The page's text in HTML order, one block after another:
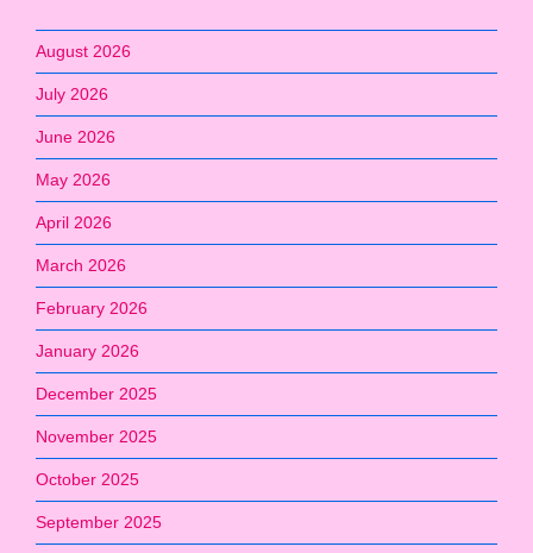
August 2026
July 2026
June 2026
May 2026
April 2026
March 2026
February 2026
January 2026
December 2025
November 2025
October 2025
September 2025